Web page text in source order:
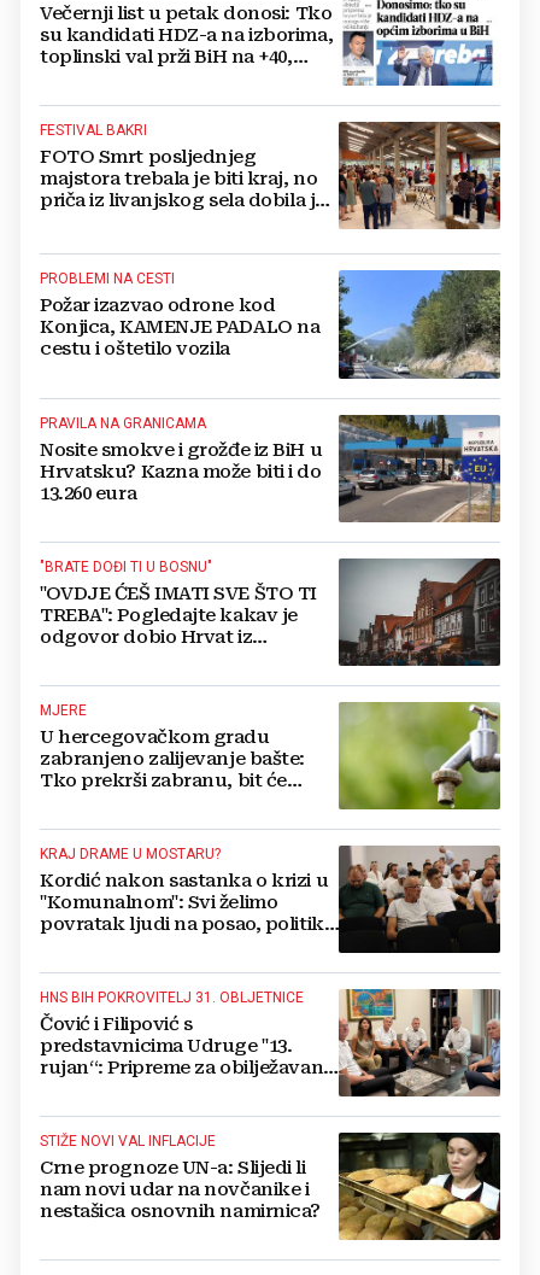
Večernji list u petak donosi: Tko
su kandidati HDZ-a na izborima,
toplinski val prži BiH na +40,
FESTIVAL BAKRI
FOTO Smrt posljednjeg
majstora trebala je biti kraj, no
priča iz livanjskog sela dobila je
PROBLEMI NA CESTI
Požar izazvao odrone kod
Konjica, KAMENJE PADALO na
cestu i oštetilo vozila
PRAVILA NA GRANICAMA
Nosite smokve i grožđe iz BiH u
Hrvatsku? Kazna može biti i do
13.260 eura
"BRATE DOĐI TI U BOSNU"
"OVDJE ĆEŠ IMATI SVE ŠTO TI
TREBA": Pogledajte kakav je
odgovor dobio Hrvat iz
se vratiti kući
MJERE
U hercegovačkom gradu
zabranjeno zalijevanje bašte:
Tko prekrši zabranu, bit će
kažnjen
KRAJ DRAME U MOSTARU?
Kordić nakon sastanka o krizi u
"Komunalnom": Svi želimo
povratak ljudi na posao, politika
HNS BIH POKROVITELJ 31. OBLJETNICE
Čović i Filipović s
predstavnicima Udruge "13.
rujan“: Pripreme za obilježavanje
Jajca
STIŽE NOVI VAL INFLACIJE
Crne prognoze UN-a: Slijedi li
nam novi udar na novčanike i
nestašica osnovnih namirnica?